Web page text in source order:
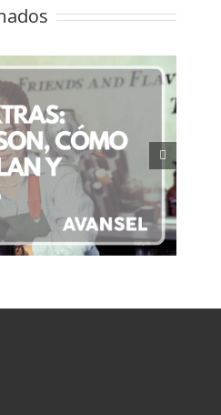
laborales en España:
que muchos
desconocen